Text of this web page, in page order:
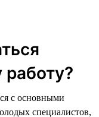
с основными
специалистов,